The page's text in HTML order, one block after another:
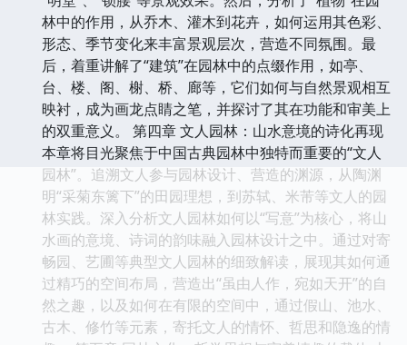
林中的作用，从乔木、灌木到花卉，如何运用其色彩、
形态、季节变化来丰富景观层次，营造不同氛围。最
后，着重讲解了“建筑”在园林中的点缀作用，如亭、
台、楼、阁、榭、桥、廊等，它们如何与自然景观相互
映衬，成为画龙点睛之笔，并探讨了其在功能和审美上
的双重意义。 第四章 文人园林：山水意境的诗化再现
本章将目光聚焦于中国古典园林中独特而重要的“文人
园林”。追溯文人参与园林设计、营造的渊源，从陶渊
明“采菊东篱下”的田园理想，到苏轼、米芾等文人的园
林实践。深入分析文人园林如何以“写意”为核心，将山
水画的意境、诗词的韵味融入园林设计之中。通过对寄
畅园、艺圃等典型文人园林的细致解读，展现其如何通
过精巧的空间布局，营造出“虽由人作，宛如天开”的自
然之趣，以及如何在有限的空间中，通过假山、池水、
古木、修竹等元素，寄托文人的情怀、哲思和隐逸的情